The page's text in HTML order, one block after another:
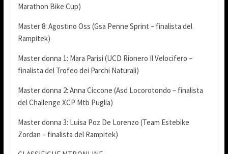
Marathon Bike Cup)
Master 8: Agostino Oss (Gsa Penne Sprint – finalista del
Rampitek)
Master donna 1: Mara Parisi (UCD Rionero Il Velocifero –
finalista del Trofeo dei Parchi Naturali)
Master donna 2: Anna Ciccone (Asd Locorotondo – finalista
del Challenge XCP Mtb Puglia)
Master donna 3: Luisa Poz De Lorenzo (Team Estebike
Zordan – finalista del Rampitek)